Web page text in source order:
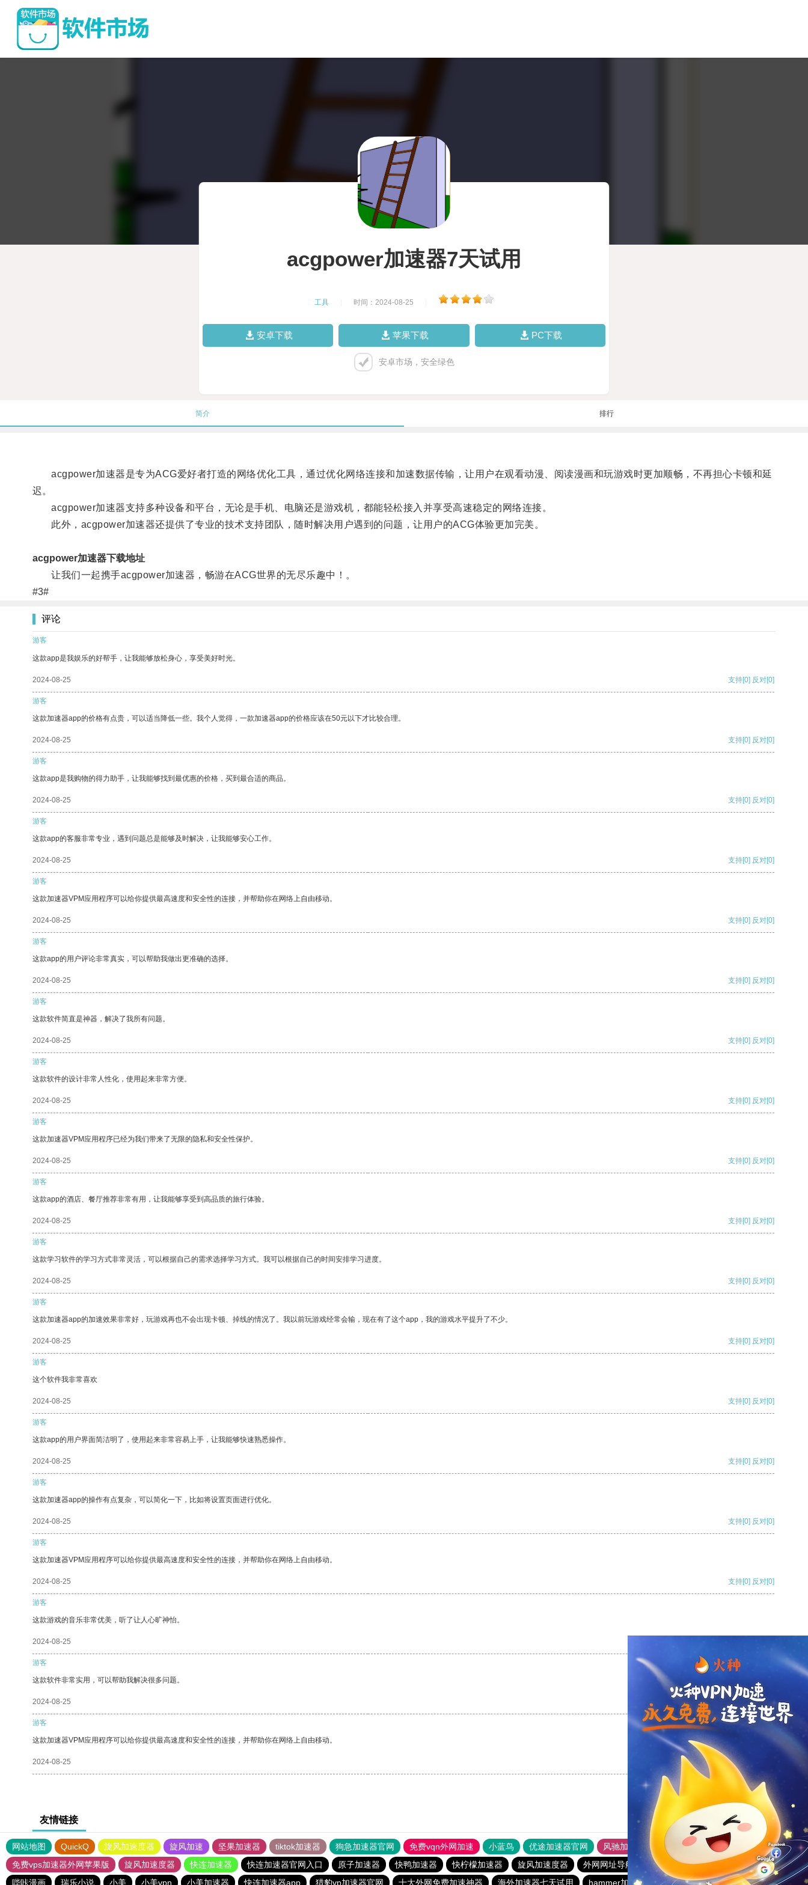
acgpower加速器7天试用
工具 时间：2024-08-25
安卓下载 苹果下载 PC下载
安卓市场，安全绿色
简介 排行
acgpower加速器是专为ACG爱好者打造的网络优化工具，通过优化网络连接和加速数据传输，让用户在观看动漫、阅读漫画和玩游戏时更加顺畅，不再担心卡顿和延
迟。
acgpower加速器支持多种设备和平台，无论是手机、电脑还是游戏机，都能轻松接入并享受高速稳定的网络连接。
此外，acgpower加速器还提供了专业的技术支持团队，随时解决用户遇到的问题，让用户的ACG体验更加完美。
acgpower加速器下载地址
让我们一起携手acgpower加速器，畅游在ACG世界的无尽乐趣中！。
#3#
评论
游客
这款app是我娱乐的好帮手，让我能够放松身心，享受美好时光。
2024-08-25 支持[0] 反对[0]
游客
这款加速器app的价格有点贵，可以适当降低一些。我个人觉得，一款加速器app的价格应该在50元以下才比较合理。
2024-08-25 支持[0] 反对[0]
游客
这款app是我购物的得力助手，让我能够找到最优惠的价格，买到最合适的商品。
2024-08-25 支持[0] 反对[0]
游客
这款app的客服非常专业，遇到问题总是能够及时解决，让我能够安心工作。
2024-08-25 支持[0] 反对[0]
游客
这款加速器VPM应用程序可以给你提供最高速度和安全性的连接，并帮助你在网络上自由移动。
2024-08-25 支持[0] 反对[0]
游客
这款app的用户评论非常真实，可以帮助我做出更准确的选择。
2024-08-25 支持[0] 反对[0]
游客
这款软件简直是神器，解决了我所有问题。
2024-08-25 支持[0] 反对[0]
游客
这款软件的设计非常人性化，使用起来非常方便。
2024-08-25 支持[0] 反对[0]
游客
这款加速器VPM应用程序已经为我们带来了无限的隐私和安全性保护。
2024-08-25 支持[0] 反对[0]
游客
这款app的酒店、餐厅推荐非常有用，让我能够享受到高品质的旅行体验。
2024-08-25 支持[0] 反对[0]
游客
这款学习软件的学习方式非常灵活，可以根据自己的需求选择学习方式。我可以根据自己的时间安排学习进度。
2024-08-25 支持[0] 反对[0]
游客
这款加速器app的加速效果非常好，玩游戏再也不会出现卡顿、掉线的情况了。我以前玩游戏经常会输，现在有了这个app，我的游戏水平提升了不少。
2024-08-25 支持[0] 反对[0]
游客
这个软件我非常喜欢
2024-08-25 支持[0] 反对[0]
游客
这款app的用户界面简洁明了，使用起来非常容易上手，让我能够快速熟悉操作。
2024-08-25 支持[0] 反对[0]
游客
这款加速器app的操作有点复杂，可以简化一下，比如将设置页面进行优化。
2024-08-25 支持[0] 反对[0]
游客
这款加速器VPM应用程序可以给你提供最高速度和安全性的连接，并帮助你在网络上自由移动。
2024-08-25 支持[0] 反对[0]
游客
这款游戏的音乐非常优美，听了让人心旷神怡。
2024-08-25
游客
这款软件非常实用，可以帮助我解决很多问题。
2024-08-25 支持 [0] 反对 [0]
游客
这款加速器VPM应用程序可以给你提供最高速度和安全性的连接，并帮助你在网络上自由移动。
2024-08-25 支持
友情链接
网站地图 QuickQ 旋风加速度器 旋风加速 坚果加速器 tiktok加速器 狗急加速器官网 免费vqn外网加速 小蓝鸟 优途加速器官网 风驰加速器
旋风加速器
免费vps加速器外网苹果版
旋风加速度器 快连加速器 快连加速器官网入口 原子加速器 快鸭加速器 快柠檬加速器 旋风加速度器 外网网址导航 软件中心 雷霆加速
狂飙加速器
哔咔漫画
瑞乐小说 小美 小美vpn 小美加速器 快连加速器app 猎豹vp加速器官网 十大外网免费加速神器 海外加速器七天试用 hammer加速器 酷通加速器 黑洞nvp加速器